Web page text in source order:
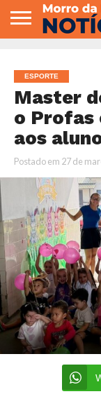
VEREADORES
ESPORTE
Master
o Profas
aos
Postado em 27 de